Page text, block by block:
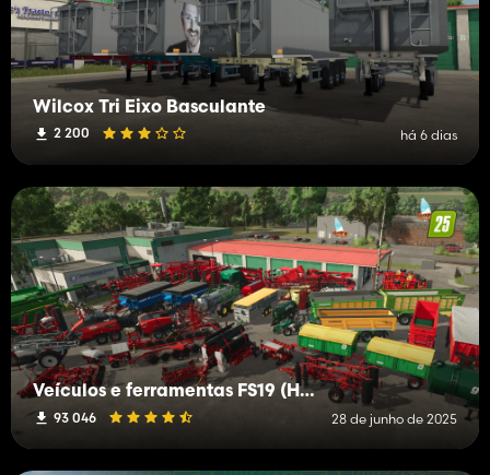
Wilcox Tri Eixo Basculante
2 200 há 6 dias
Veículos e ferramentas FS19 (H-K)
93 046 28 de junho de 2025